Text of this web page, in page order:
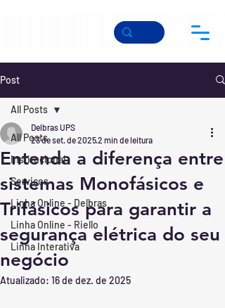
Post
All Posts
Institucional
Serviços
Linha Online - Delbras
Linha Online - Riello
Linha Interativa
All Posts
Entenda a diferença entre
sistemas Monofásicos e
Trifásicos para garantir a
segurança elétrica do seu
negócio
Delbras UPS
23 de set. de 20252 min de leitura
Atualizado: 16 de dez. de 2025